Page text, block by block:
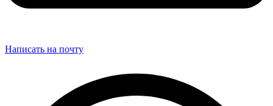
Написать на почту